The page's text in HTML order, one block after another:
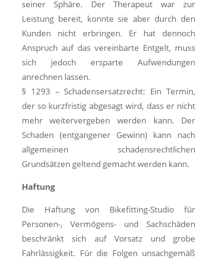
seiner Sphäre. Der Therapeut war zur
Leistung bereit, konnte sie aber durch den
Kunden nicht erbringen. Er hat dennoch
Anspruch auf das vereinbarte Entgelt, muss
sich jedoch ersparte Aufwendungen
anrechnen lassen.
§ 1293 – Schadensersatzrecht: Ein Termin,
der so kurzfristig abgesagt wird, dass er nicht
mehr weitervergeben werden kann. Der
Schaden (entgangener Gewinn) kann nach
allgemeinen schadensrechtlichen
Grundsätzen geltend gemacht werden kann.
Haftung
Die Haftung von Bikefitting-Studio für
Personen-, Vermögens- und Sachschäden
beschränkt sich auf Vorsatz und grobe
Fahrlässigkeit. Für die Folgen unsachgemäß